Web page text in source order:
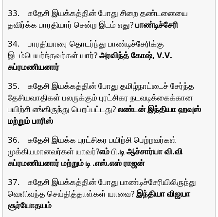
33. சுதேசி இயக்கத்தின் போது சிறை தண்டனையை
தவிர்க்க பாரதியார் சென்ற இடம் எது?பாண்டிச்சேரி
34. பாரதியாரை தொடர்ந்து பாண்டிச்சேரிக்கு
இடம்பெயர்ந்தவர்கள் யார்?அரவிந்த் கோஷ், V.V.
சுப்ரமணியனார்
35. சுதேசி இயக்கத்தின் போது தமிழ்நாட்டைச் சேர்ந்த
தேசியவாதிகள் பலருக்கும் புரட்சிகர நடவடிக்கைக்கான
பயிற்சி எங்கிருந்து பெறப்பட்டது?லண்டன் இந்தியா ஹவுஸ்
மற்றும் பாரிஸ்
36. சுதேசி இயக்க புரட்சிகர பயிற்சி பெற்றவர்கள்
முக்கியமானவர்கள் யாவர்?எம்பி.டி ஆச்சார்யா வி.வி
சுப்ரமணியனார் மற்றும் டி .எஸ்.எஸ் ராஜன்
37. சுதேசி இயக்கத்தின் போது பாண்டிச்சேரியிலிருந்து
வெளிவந்த செய்தித்தாள்கள் யாவை?இந்தியா விஜயா
சூர்யோதயம்